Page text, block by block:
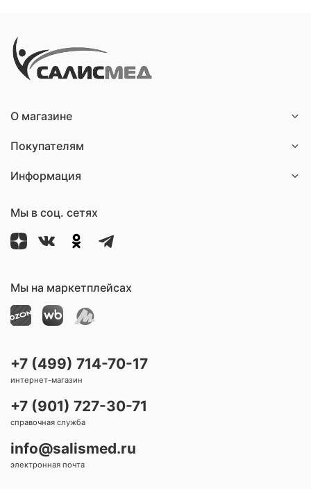
О магазине
Покупателям
Информация
Мы в соц. сетях
Мы на маркетплейсах
+7 (499) 714-70-17
интернет-магазин
+7 (901) 727-30-71
справочная служба
info@salismed.ru
электронная почта